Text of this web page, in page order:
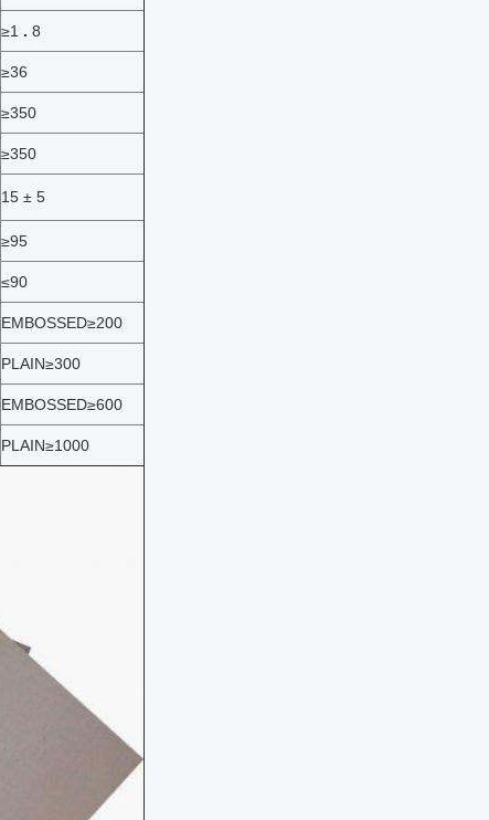
≥1 . 8
≥36
≥350
≥350
15 ± 5
≥95
≤90
EMBOSSED≥200
PLAIN≥300
EMBOSSED≥600
PLAIN≥1000